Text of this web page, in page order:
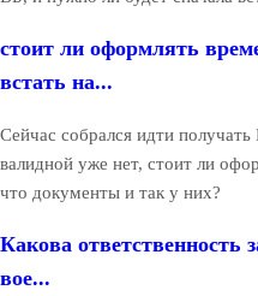
стоит ли оформлять
встать на...
Сейчас собрался идти
валидной уже нет, стоит ли
что документы и так у них?
Какова ответственность
вое...